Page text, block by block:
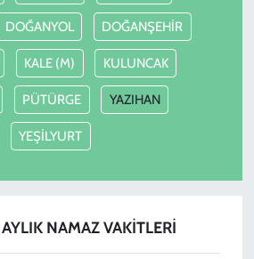
DOĞANYOL DOĞANŞEHİR
KALE (M) KULUNCAK
PÜTÜRGE YAZIHAN
YEŞİLYURT
NAMAZ VAKITLERI